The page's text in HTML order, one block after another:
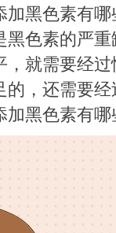
黑色素有哪
黑色素的严
，就需要经
的，还需要
加黑色素有哪